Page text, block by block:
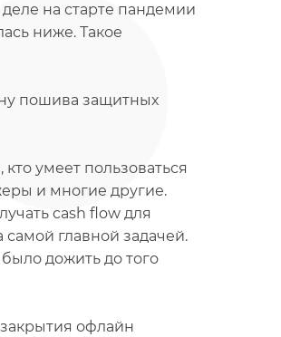
на старте пандемии
ниже. Такое
пошива защитных
умеет пользоваться
и многие другие.
cash flow для
главной задачей.
дожить до того
закрытия офлайн